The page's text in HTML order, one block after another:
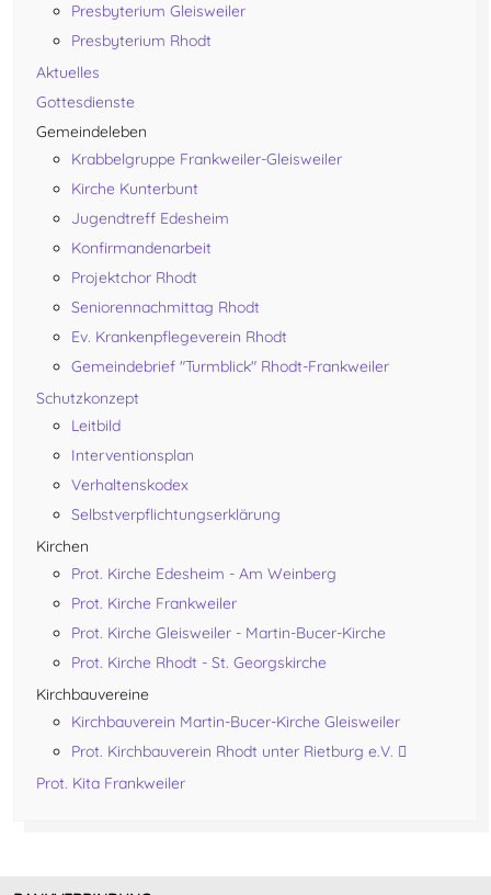
Presbyterium Gleisweiler
Presbyterium Rhodt
Aktuelles
Gottesdienste
Gemeindeleben
Krabbelgruppe Frankweiler-Gleisweiler
Kirche Kunterbunt
Jugendtreff Edesheim
Konfirmandenarbeit
Projektchor Rhodt
Seniorennachmittag Rhodt
Ev. Krankenpflegeverein Rhodt
Gemeindebrief "Turmblick" Rhodt-Frankweiler
Schutzkonzept
Leitbild
Interventionsplan
Verhaltenskodex
Selbstverpflichtungserklärung
Kirchen
Prot. Kirche Edesheim - Am Weinberg
Prot. Kirche Frankweiler
Prot. Kirche Gleisweiler - Martin-Bucer-Kirche
Prot. Kirche Rhodt - St. Georgskirche
Kirchbauvereine
Kirchbauverein Martin-Bucer-Kirche Gleisweiler
Prot. Kirchbauverein Rhodt unter Rietburg e.V.
Prot. Kita Frankweiler